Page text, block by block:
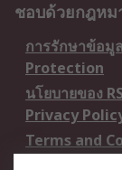
ชอบด้วยกฎหม
การรักษาข้อมู
Protection
นโยบายของ
Privacy
Terms and